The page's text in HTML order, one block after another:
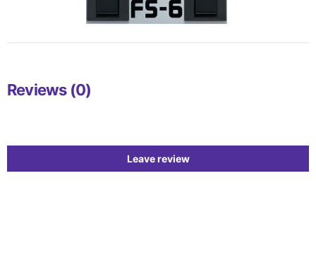
Reviews (0)
Leave review